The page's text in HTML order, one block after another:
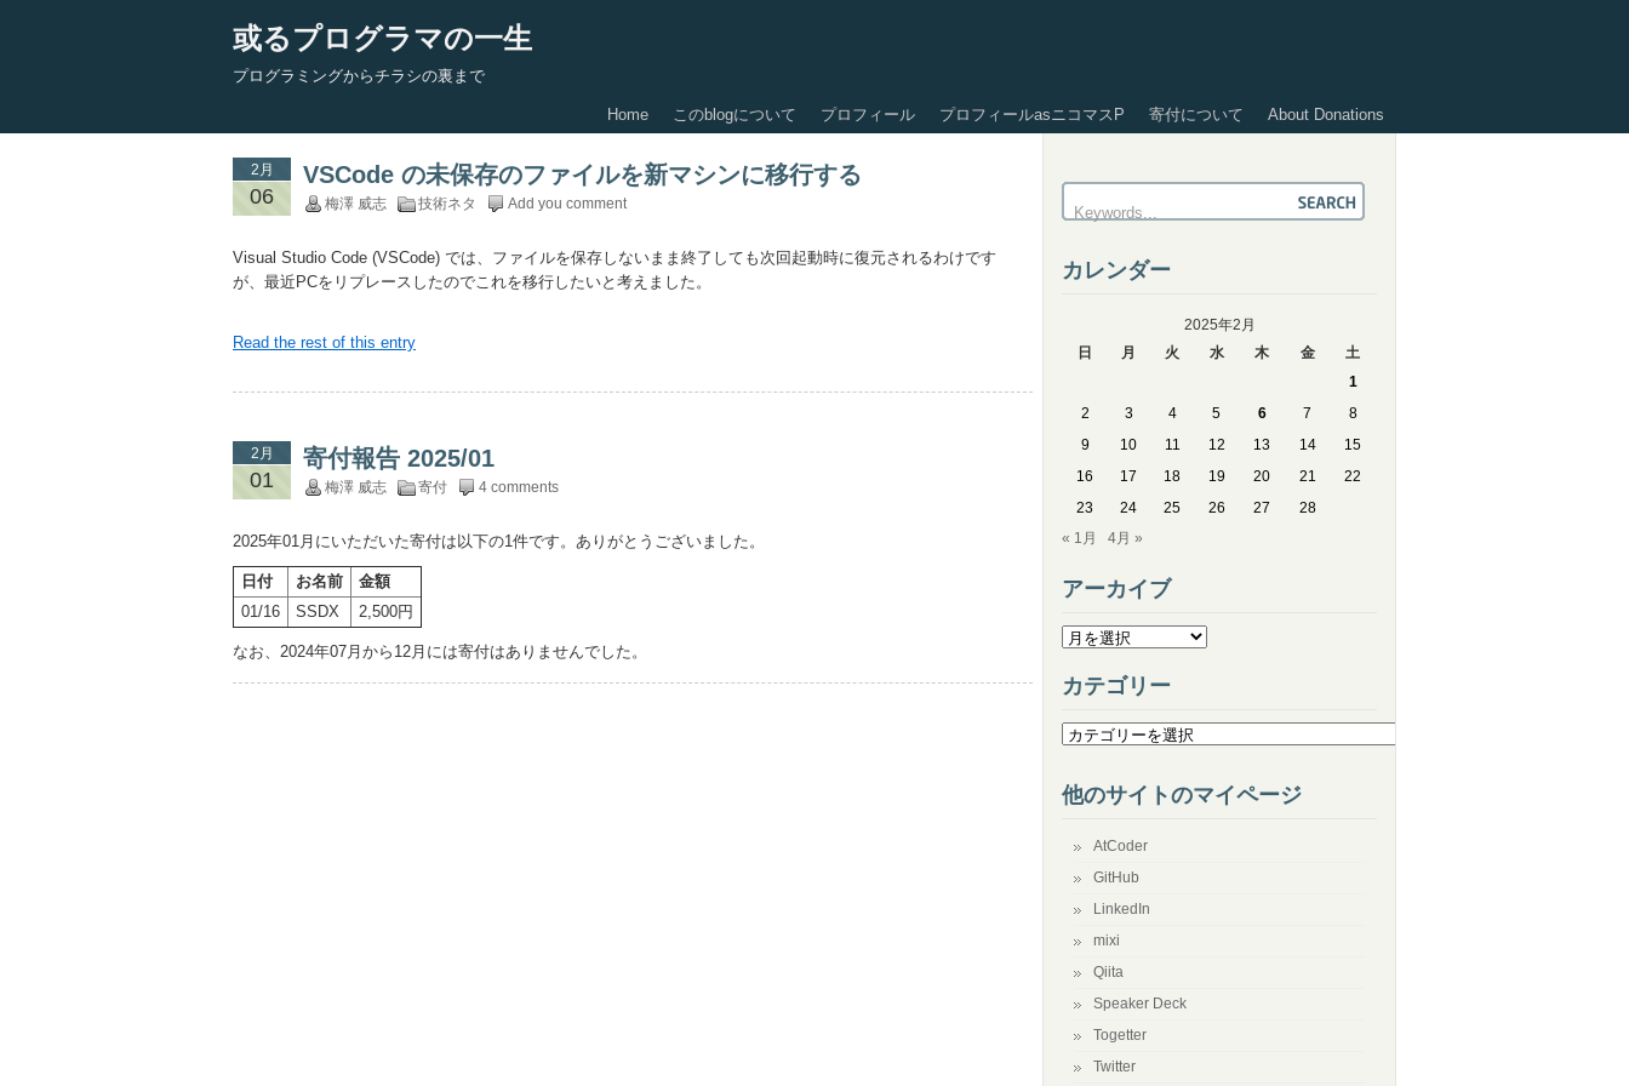
或るプログラマの一生
プログラミングからチラシの裏まで
Home このblogについて プロフィール プロフィールasニコマスP 寄付について About Donations
2月
06
VSCode の未保存のファイルを新マシンに移行する
梅澤 威志 技術ネタ Add you comment
Visual Studio Code (VSCode) では、ファイルを保存しないまま終了しても次回起動時に復元されるわけです
が、最近PCをリプレースしたのでこれを移行したいと考えました。
Read the rest of this entry
2月
01
寄付報告 2025/01
梅澤 威志 寄付 4 comments
2025年01月にいただいた寄付は以下の1件です。ありがとうございました。
日付 お名前
金額
01/16
SSDX 2,500円
なお、2024年07月から12月には寄付はありませんでした。
カレンダー
2025年2月
日
月 火 水 木 金
土
1
2
3 4 5 6 7
8
9
10 11 12 13 14
15
16
17 18 19 20 21
22
23
24 25 26 27
28
« 1月
4月 »
アーカイブ
ア
カ
ブ
カテゴリー
カ
ゴ
リ
他のサイトのマイページ
AtCoder
GitHub
LinkedIn
mixi
Qiita
Speaker Deck
Togetter
Twitter